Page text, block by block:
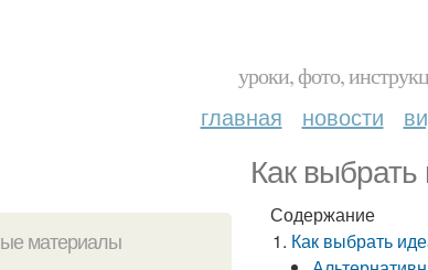
уроки, фото,
главная новости
Как
материалы
Содержание
Как выбрать